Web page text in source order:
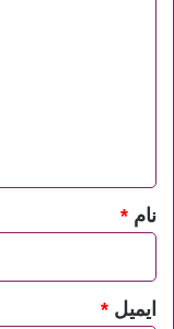
نام *
ایمیل *